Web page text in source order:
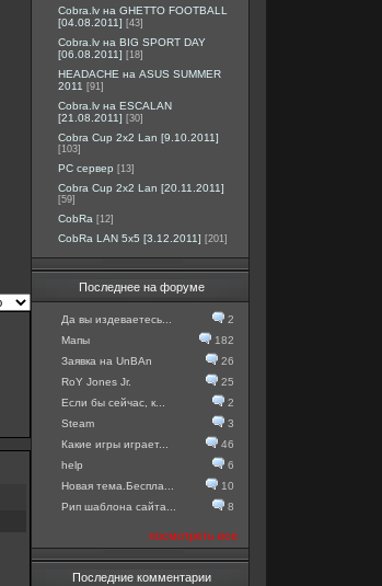
Cobra.lv на GHETTO FOOTBALL
[04.08.2011] [43]
Cobra.lv на BIG SPORT DAY
[06.08.2011] [18]
HEADACHE на ASUS SUMMER
2011 [91]
Cobra.lv на ESCALAN
[21.08.2011] [30]
Cobra Cup 2x2 Lan [9.10.2011]
[103]
PC сервер [13]
Cobra Cup 2x2 Lan [20.11.2011]
[59]
CobRa [12]
CobRa LAN 5x5 [3.12.2011] [201]
Последнее на форуме
Да вы издеваетесь...
2
Мапы
182
Заявка на UnBAn
26
RoY Jones Jr.
25
Если бы сейчас, к...
2
Steam
3
Какие игры играет...
46
help
6
Новая тема.Беспла...
10
Рип шаблона сайта...
8
посмотреть все
Последние комментарии